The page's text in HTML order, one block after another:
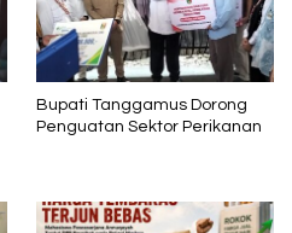
Bupati Tanggamus Dorong
Penguatan Sektor Perikanan